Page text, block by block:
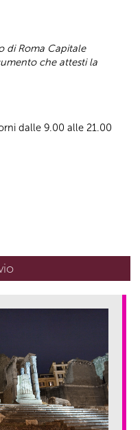
di Roma Capitale
che attesti la
dalle 9.00 alle 21.00